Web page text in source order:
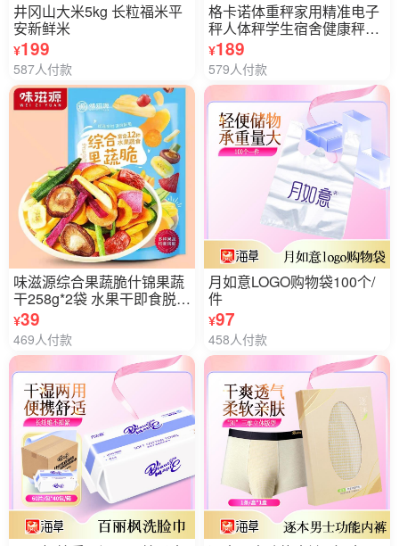
井冈山大米5kg 长粒福米平
安新鲜米
¥199
587人付款
味滋源综合果蔬脆什锦果蔬
干258g*2袋 水果干即食脱水
秋葵香菇
¥39
469人付款
格卡诺体重秤家用精准电子
秤人体秤学生宿舍健康秤GK
N-DZC-1(粉色）
¥189
579人付款
月如意LOGO购物袋100个/
件
¥97
458人付款